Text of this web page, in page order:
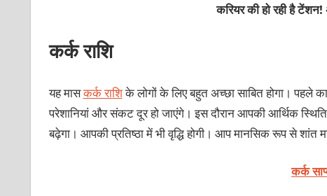
करियर की हो रही है
कर्क राशि
यह मासकर्क राशिके लोगों के लिए बहुत अच्छा साबित होगा। पहले
परेशानियां और संकट दूर हो जाएंगे। इस दौरान आपकी आर्थिक
बढ़ेगा। आपकी प्रतिष्ठा में भी वृद्धि होगी। आप मानसिक रूप से
कर्क